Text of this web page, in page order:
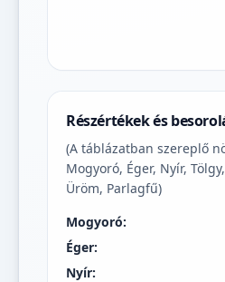
Részértékek és
(A táblázatban szereplő
Mogyoró, Éger, Nyír,
Üröm, Parlagfű)
Mogyoró:
Éger:
Nyír: